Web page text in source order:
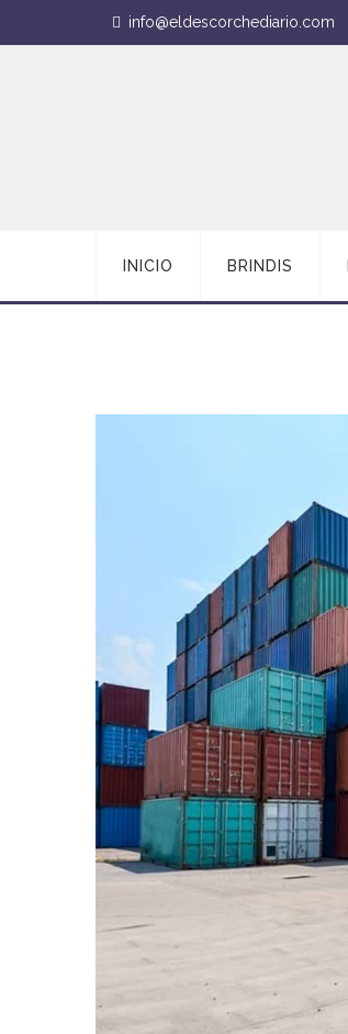
info@eldescorchediario.com
INICIO BRINDIS